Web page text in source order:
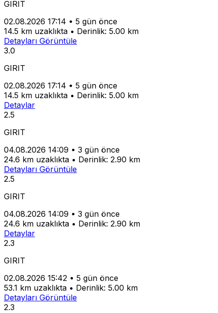
GIRIT
02.08.2026 17:14 • 5 gün önce
14.5 km uzaklıkta • Derinlik: 5.00 km
Detayları Görüntüle
3.0
GIRIT
02.08.2026 17:14 • 5 gün önce
14.5 km uzaklıkta • Derinlik: 5.00 km
Detaylar
2.5
GIRIT
04.08.2026 14:09 • 3 gün önce
24.6 km uzaklıkta • Derinlik: 2.90 km
Detayları Görüntüle
2.5
GIRIT
04.08.2026 14:09 • 3 gün önce
24.6 km uzaklıkta • Derinlik: 2.90 km
Detaylar
2.3
GIRIT
02.08.2026 15:42 • 5 gün önce
53.1 km uzaklıkta • Derinlik: 5.00 km
Detayları Görüntüle
2.3